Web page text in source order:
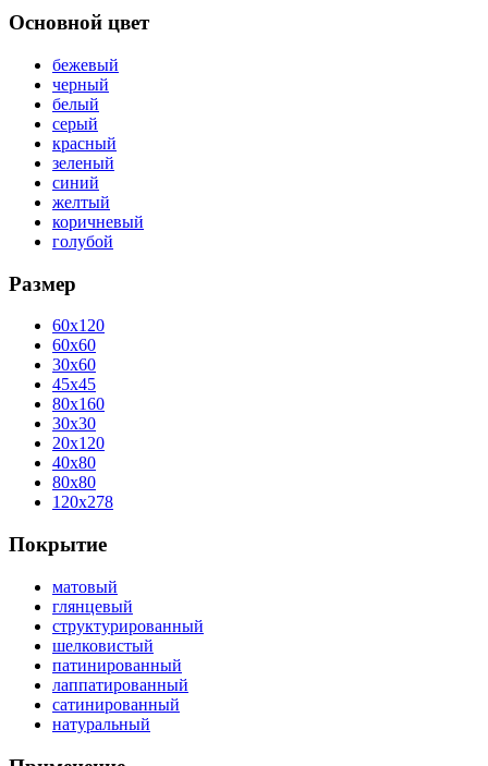
Основной цвет
бежевый
черный
белый
серый
красный
зеленый
синий
желтый
коричневый
голубой
Размер
60x120
60x60
30x60
45x45
80x160
30x30
20x120
40x80
80x80
120x278
Покрытие
матовый
глянцевый
структурированный
шелковистый
патинированный
лаппатированный
сатинированный
натуральный